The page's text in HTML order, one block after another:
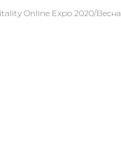
Online Expo 2020/Весна